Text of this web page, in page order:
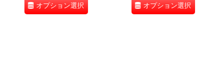
オプション選択 オプション選択